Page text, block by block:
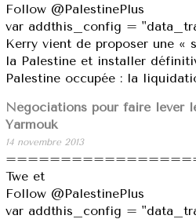
Follow @PalestinePlus
var addthis_config =
Kerry vient de proposer une «
la Palestine et installer
Palestine occupée : la
Négociations pour faire lever
Yarmouk
14 novembre 2013
Twe et
Follow @PalestinePlus
var addthis_config =